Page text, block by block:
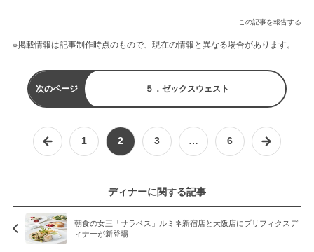
この記事を報告する
※掲載情報は記事制作時点のもので、現在の情報と異なる場合があります。
次のページ ５．ゼックスウェスト
1 2 3 … 6
ディナーに関する記事
朝食の女王「サラベス」ルミネ新宿店と大阪店にプリフィクスデ
ィナーが新登場